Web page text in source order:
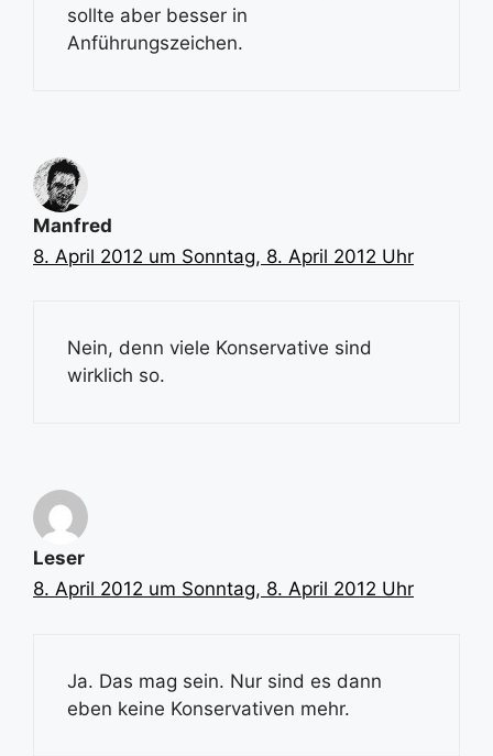
sollte aber besser in
Anführungszeichen.
Manfred
8. April 2012 um Sonntag, 8. April 2012 Uhr
Nein, denn viele Konservative sind
wirklich so.
Leser
8. April 2012 um Sonntag, 8. April 2012 Uhr
Ja. Das mag sein. Nur sind es dann
eben keine Konservativen mehr.